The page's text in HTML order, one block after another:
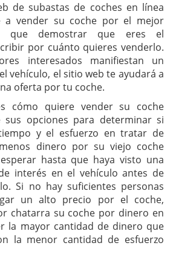
de subastas de coches en línea
a vender su coche por el mejor
que demostrar que eres el
por cuánto quieres venderlo.
interesados manifiestan un
vehículo, el sitio web te ayudará a
oferta por tu coche.
cómo quiere vender su coche
sus opciones para determinar si
y el esfuerzo en tratar de
dinero por su viejo coche
hasta que haya visto una
interés en el vehículo antes de
Si no hay suficientes personas
un alto precio por el coche,
chatarra su coche por dinero en
la mayor cantidad de dinero que
la menor cantidad de esfuerzo